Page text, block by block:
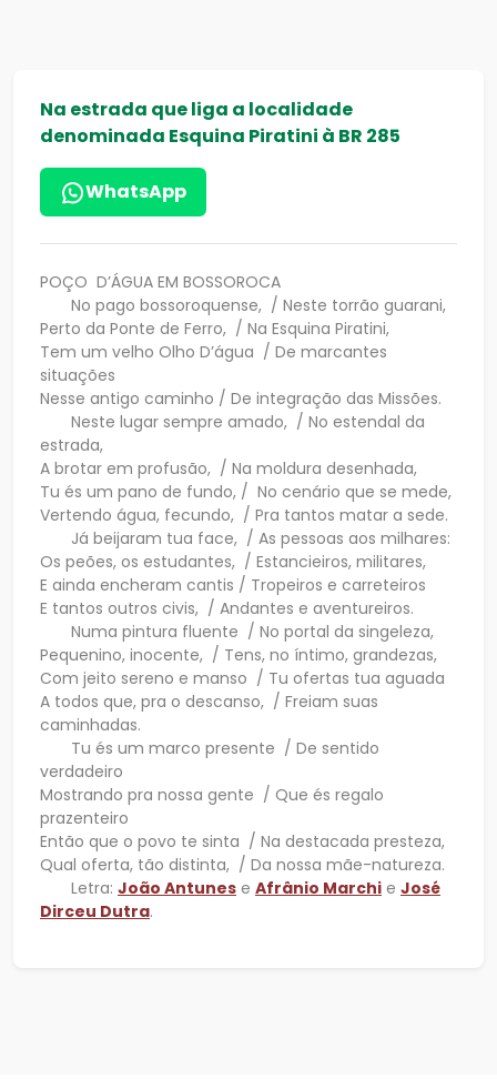
Na estrada que liga a localidade
denominada Esquina Piratini à BR 285
WhatsApp
POÇO D’ÁGUA EM BOSSOROCA
No pago bossoroquense, / Neste torrão guarani,
Perto da Ponte de Ferro, / Na Esquina Piratini,
Tem um velho Olho D’água / De marcantes
situações
Nesse antigo caminho / De integração das Missões.
Neste lugar sempre amado, / No estendal da
estrada,
A brotar em profusão, / Na moldura desenhada,
Tu és um pano de fundo, / No cenário que se mede,
Vertendo água, fecundo, / Pra tantos matar a sede.
Já beijaram tua face, / As pessoas aos milhares:
Os peões, os estudantes, / Estancieiros, militares,
E ainda encheram cantis / Tropeiros e carreteiros
E tantos outros civis, / Andantes e aventureiros.
Numa pintura fluente / No portal da singeleza,
Pequenino, inocente, / Tens, no íntimo, grandezas,
Com jeito sereno e manso / Tu ofertas tua aguada
A todos que, pra o descanso, / Freiam suas
caminhadas.
Tu és um marco presente / De sentido
verdadeiro
Mostrando pra nossa gente / Que és regalo
prazenteiro
Então que o povo te sinta / Na destacada presteza,
Qual oferta, tão distinta, / Da nossa mãe-natureza.
Letra: João Antunes e Afrânio Marchi e José
Dirceu Dutra.